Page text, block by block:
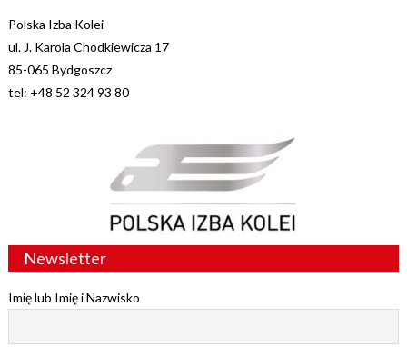
Polska Izba Kolei
ul. J. Karola Chodkiewicza 17
85-065 Bydgoszcz
tel: +48 52 324 93 80
Newsletter
Imię lub Imię i Nazwisko